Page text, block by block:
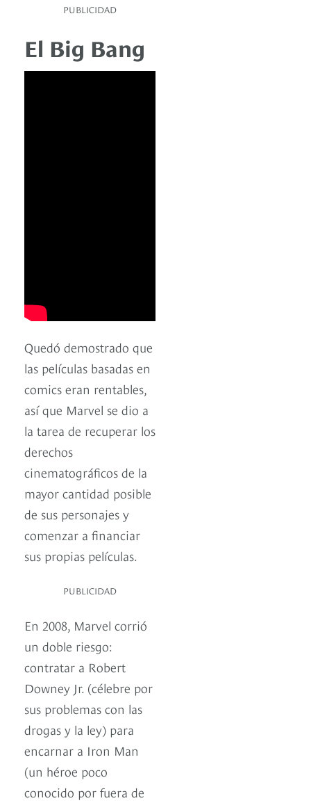
PUBLICIDAD
El Big Bang
Quedó demostrado que
las películas basadas en
comics eran rentables,
así que Marvel se dio a
la tarea de recuperar los
derechos
cinematográficos de la
mayor cantidad posible
de sus personajes y
comenzar a financiar
sus propias películas.
PUBLICIDAD
En 2008, Marvel corrió
un doble riesgo:
contratar a Robert
Downey Jr. (célebre por
sus problemas con las
drogas y la ley) para
encarnar a Iron Man
(un héroe poco
conocido por fuera de